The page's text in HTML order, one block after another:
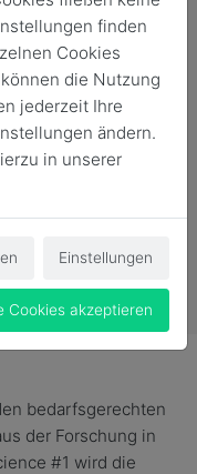
bedarfsgerechten
der Forschung in
#1 wird die
finden
Cookies
die Nutzung
jederzeit Ihre
ändern.
in unserer
Einstellungen
Cookies akzeptieren